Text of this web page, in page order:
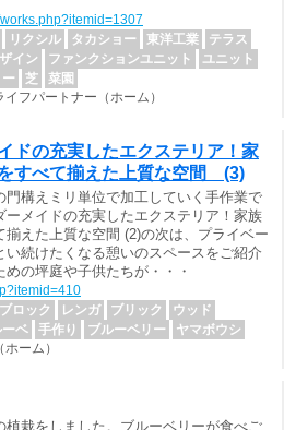
リクシル タカショー 東洋工業
テラス
イン ファンクションユニット
ユニット
芝
菜園
フパートナー（ホーム）
ドの充実したエクステリア！家
すべて揃えた上質な空間 (3)
構えミリ単位で加工していく手作業で
メイドの充実したエクステリア！家族
えた上質な空間 (2)の次は、プライベー
い続けたくなる憩いのスペースをご紹介
の坪庭や子供たちが・・・
ブロック レンガ ブリック
ウッド
ーベ 手作り ブルーベリー
ヤマボウシ
ーム）
植栽をしました。ブルーベリーが食べご